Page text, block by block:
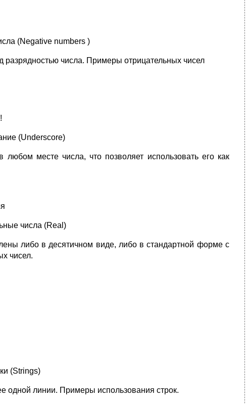
(Negative numbers )
разрядностью числа. Примеры отрицательных чисел
(Underscore)
месте числа, что позволяет использовать его как
числа (Real)
либо в десятичном виде, либо в стандартной форме с
чисел.
(Strings)
одной линии. Примеры использования строк.